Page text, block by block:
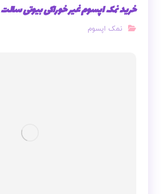
خرید نمک اپسوم غیر خوراکی بیوتی سالت
نمک اپسوم